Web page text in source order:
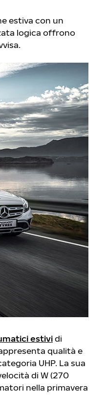
estiva con un
logica offrono
estividi
qualità e
UHP. La sua
di W (270
nella primavera